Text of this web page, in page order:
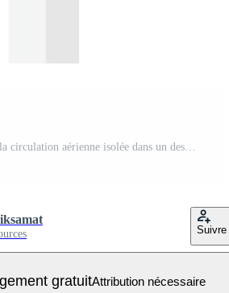
tour de contrôleur de la circulation aérienne isolée dans un design minimaliste Vecteur Gratuit
Suivre
gratuitAttribution nécessaire